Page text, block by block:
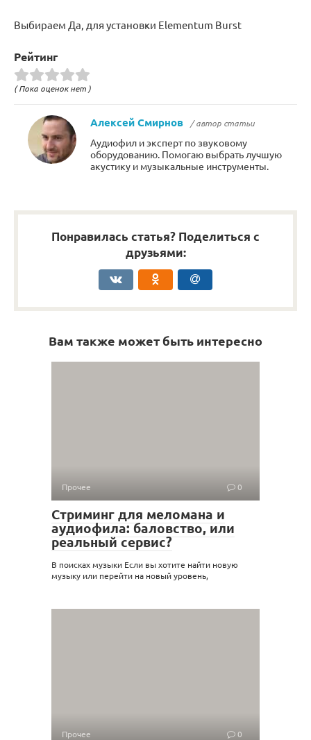
Выбираем Да, для установки Elementum Burst
Рейтинг
( Пока оценок нет )
Алексей Смирнов / автор статьи
Аудиофил и эксперт по звуковому
оборудованию. Помогаю выбрать лучшую
акустику и музыкальные инструменты.
Понравилась статья? Поделиться с
друзьями:
Вам также может быть интересно
Прочее 0
Стриминг для меломана и
аудиофила: баловство, или
реальный сервис?
В поисках музыки Если вы хотите найти новую
музыку или перейти на новый уровень,
Прочее 0